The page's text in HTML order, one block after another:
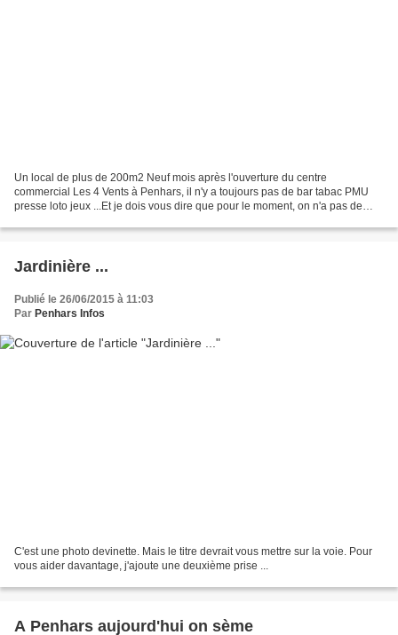
Un local de plus de 200m2 Neuf mois après l'ouverture du centre
commercial Les 4 Vents à Penhars, il n'y a toujours pas de bar tabac PMU
presse loto jeux ...Et je dois vous dire que pour le moment, on n'a pas de
Jardinière ...
Publié le 26/06/2015 à 11:03
Par Penhars Infos
C'est une photo devinette. Mais le titre devrait vous mettre sur la voie. Pour
vous aider davantage, j'ajoute une deuxième prise ...
A Penhars aujourd'hui on sème